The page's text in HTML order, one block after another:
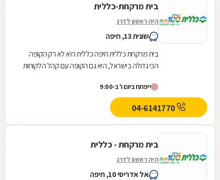
בית מרקחת-כללית
היה ראשון לדרג
שונית 13, חיפה
בית מרקחת כללית חיפה כללית היא לא רק הקופה
הכי גדולה בישראל, היא גם הקופה עם קהל הלקוחות
שירות...
ייפתח ביום ו' ב-9:00
04-6141770
בית מרקחת - כללית
היה ראשון לדרג
אל אדריסי 10, חיפה